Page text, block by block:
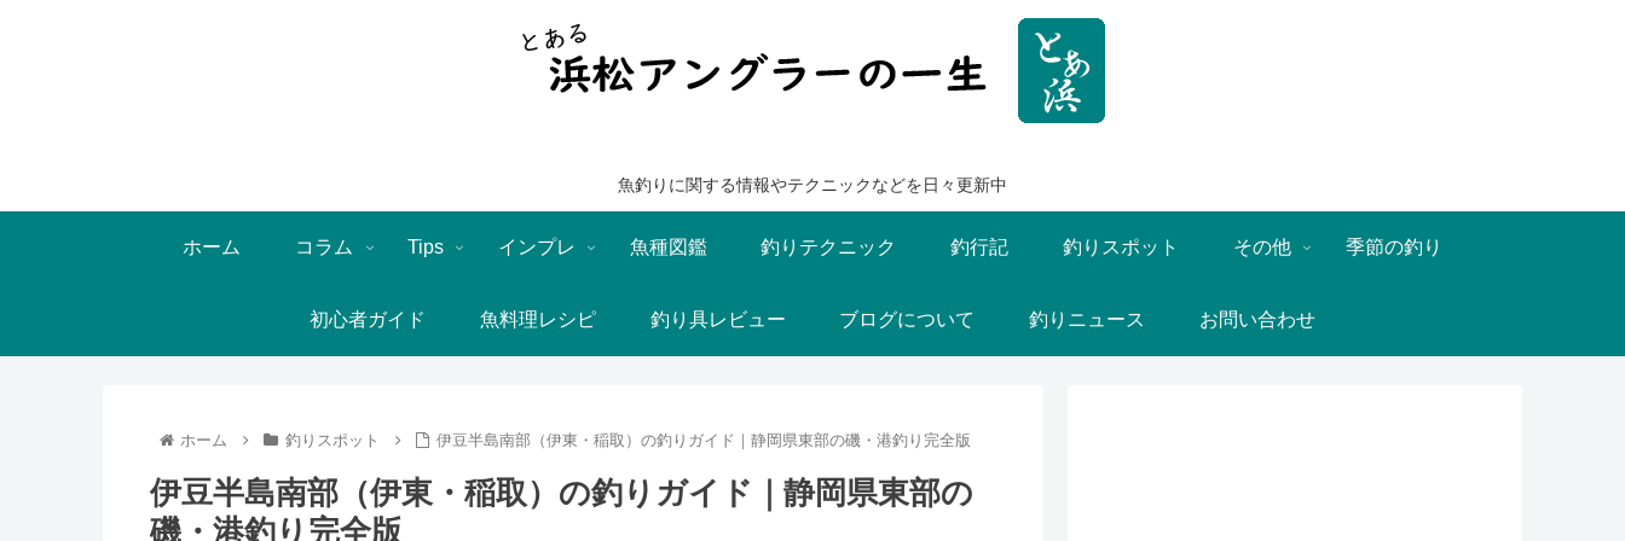
魚釣りに関する情報やテクニックなどを日々更新中
ホーム コラム Tips インプレ 魚種図鑑 釣りテクニック 釣行記 釣りスポット その他 季節の釣り
初心者ガイド 魚料理レシピ 釣り具レビュー ブログについて 釣りニュース お問い合わせ
ホーム 釣りスポット 伊豆半島南部（伊東・稲取）の釣りガイド｜静岡県東部の磯・港釣り完全版
伊豆半島南部（伊東・稲取）の釣りガイド｜静岡県東部の
磯・港釣り完全版